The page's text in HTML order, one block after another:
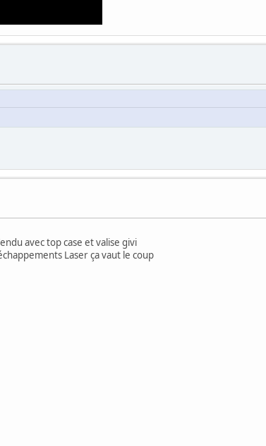
avec top case et valise givi
Laser ça vaut le coup